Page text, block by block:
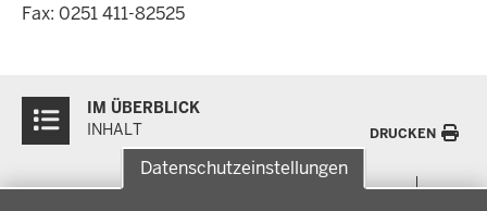
Datenschutzeinstellungen
Fax: 0251 411-82525
Inhalte
IM ÜBERBLICK
INHALT
DRUCKEN
Menü
THEMEN